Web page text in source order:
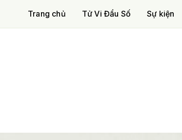
Trang chủ Tử Vi Đẩu Số Sự kiện